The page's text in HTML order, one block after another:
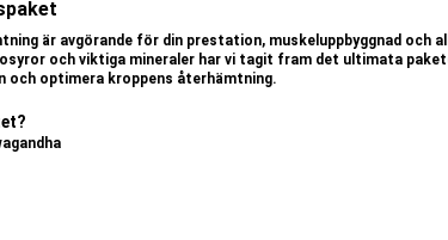
är avgörande för din prestation, muskeluppbyggnad och
och viktiga mineraler har vi tagit fram det ultimata
och optimera kroppens återhämtning.